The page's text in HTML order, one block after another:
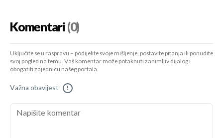
Komentari(0)
Uključite se u raspravu – podijelite svoje mišljenje, postavite pitanja ili ponudite
svoj pogled na temu. Vaš komentar može potaknuti zanimljiv dijalog i
obogatiti zajednicu našeg portala.
Važna obavijest !